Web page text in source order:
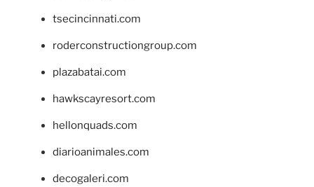
tsecincinnati.com
roderconstructiongroup.com
plazabatai.com
hawkscayresort.com
hellonquads.com
diarioanimales.com
decogaleri.com